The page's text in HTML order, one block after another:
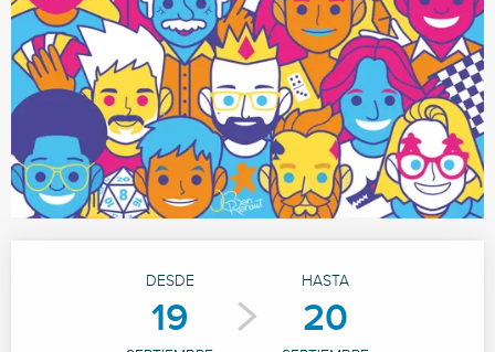
Horarios y datos de contacto
DESDE
19
HASTA
20